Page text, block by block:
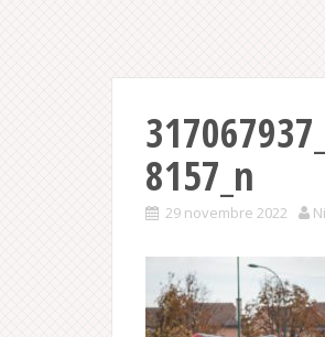
8157_n
29 novembre 2022